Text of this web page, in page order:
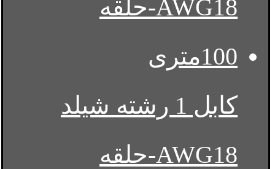
کابل 1 رشته شیلد
AWG18-حلقه